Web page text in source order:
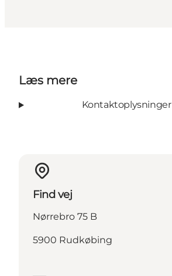
Læs mere
Kontaktoplysninger
Find vej
Nørrebro 75 B
5900 Rudkøbing